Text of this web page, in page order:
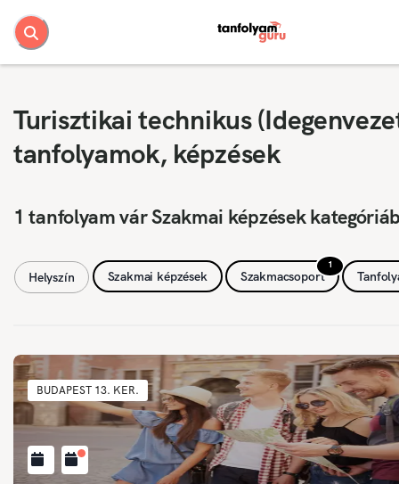
Turisztikai technikus
tanfolyamok, képzések
1 tanfolyam vár Szakmai képzések
Helyszín Szakmai képzések
1
Szakmacsoport
BUDAPEST 13. KER.